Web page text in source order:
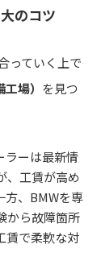
のコツ
っていく上で
場） を見つ
ラーは最新情
、工賃が高め
方、BMWを専
から故障箇所
賃で柔軟な対